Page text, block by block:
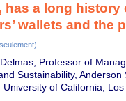
has a long history
wallets and the
Professor of
Sustainability, Anderson
University of California, Los